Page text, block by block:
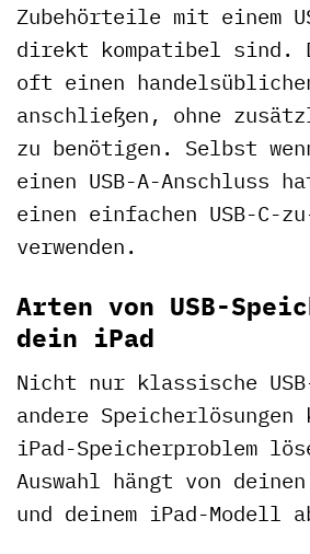
Zubehörteile mit einem
direkt kompatibel sind.
oft einen
anschließen, ohne
zu benötigen. Selbst
einen USB-A-Anschluss
einen einfachen USB-C-
verwenden.
Arten von USB-
dein iPad
Nicht nur klassische
andere Speicherlösungen
iPad-Speicherproblem
Auswahl hängt von
und deinem iPad-Modell